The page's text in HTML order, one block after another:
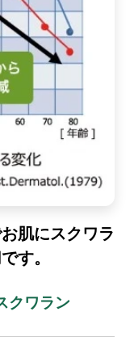
肌にスクワラ
す。
クワラン